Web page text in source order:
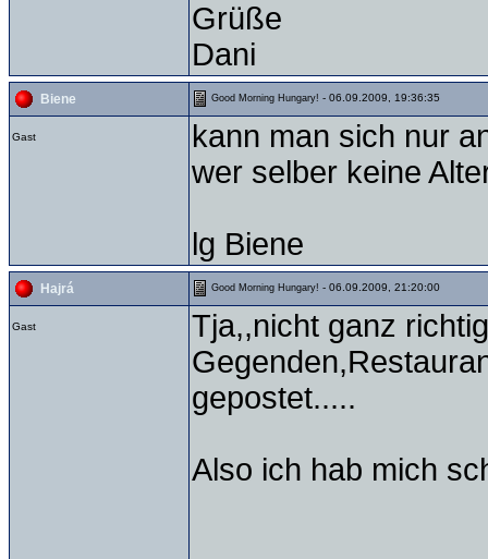
Grüße
Dani
Biene Good Morning Hungary! - 06.09.2009, 19:36:35
Gast
kann man sich nur
wer selber keine
lg Biene
Hajrá Good Morning Hungary! - 06.09.2009, 21:20:00
Gast
Tja,,nicht ganz
gepostet.....
Also ich hab mich